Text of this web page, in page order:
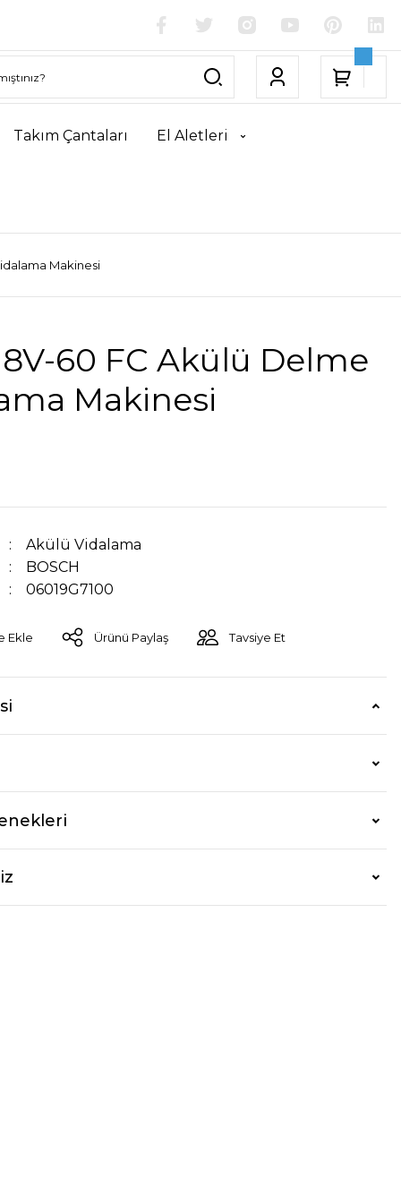
Takım Çantaları El Aletleri
Makinesi
60 FC Akülü Delme
Makinesi
Akülü Vidalama
BOSCH
06019G7100
Ürünü Paylaş Tavsiye Et